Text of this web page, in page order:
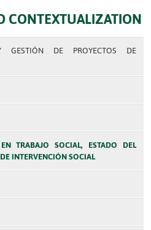
CONTEXTUALIZATION
GESTIÓN DE PROYECTOS DE
TRABAJO SOCIAL, ESTADO DEL
INTERVENCIÓN SOCIAL